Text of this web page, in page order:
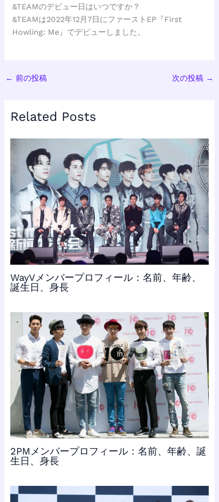
&TEAMのデビュー日はいつですか？
&TEAMは2022年12月7日にファーストEP『First
Howling: Me』でデビューしました。
← 前の投稿 次の投稿 →
Related Posts
WayVメンバープロフィール：名前、年齢、
誕生日、身長
2PMメンバープロフィール：名前、年齢、誕
生日、身長